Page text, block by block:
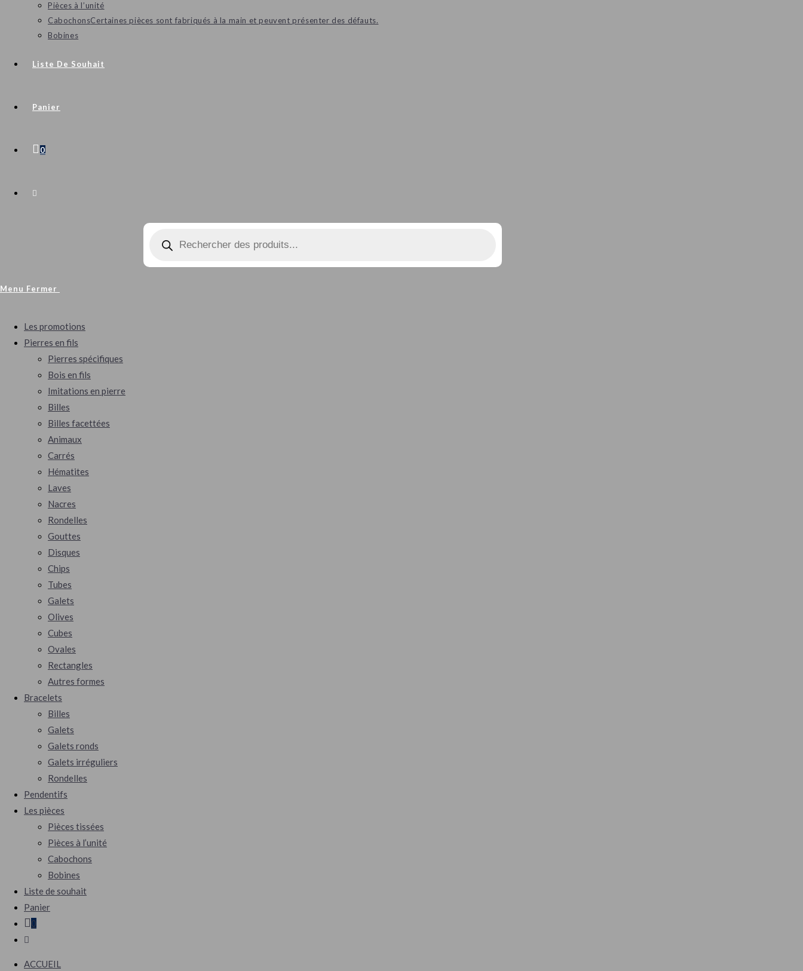
Pièces à l’unité
CabochonsCertaines pièces sont fabriqués à la main et peuvent présenter des défauts.
Bobines
Liste De Souhait
Panier
0
Toggle
produits
Menu Fermer
Les promotions
Pierres en fils
Pierres spécifiques
Bois en fils
Imitations en pierre
Billes
Billes facettées
Animaux
Carrés
Hématites
Laves
Nacres
Rondelles
Gouttes
Disques
Chips
Tubes
Galets
Olives
Cubes
Ovales
Rectangles
Autres formes
Bracelets
Billes
Galets
Galets ronds
Galets irréguliers
Rondelles
Pendentifs
Les pièces
Pièces tissées
Pièces à l’unité
Cabochons
Bobines
Liste de souhait
Panier
0
Toggle
ACCUEIL